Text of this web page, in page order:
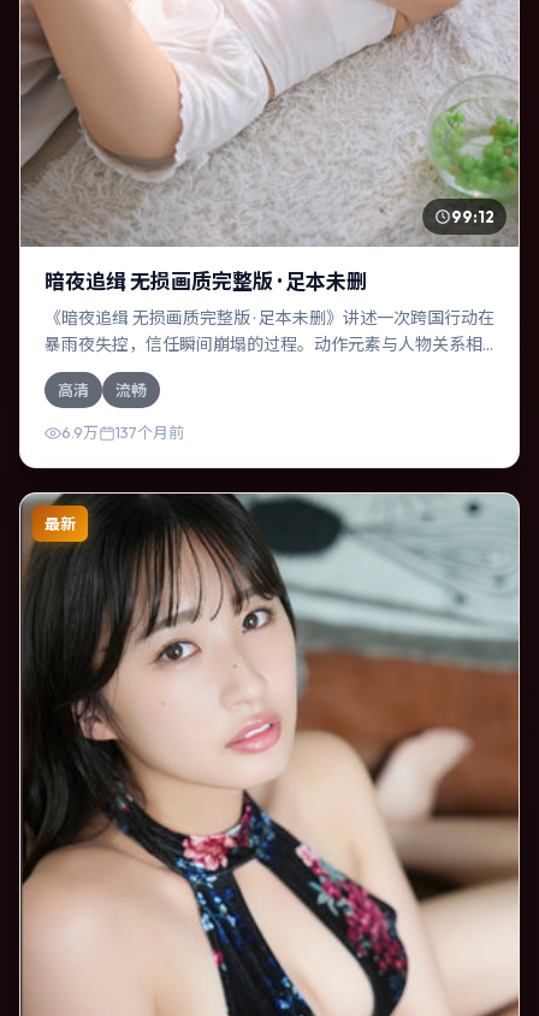
99:12
暗夜追缉 无损画质完整版 · 足本未删
《暗夜追缉 无损画质完整版 · 足本未删》讲述一次跨国行动在
暴雨夜失控，信任瞬间崩塌的过程。动作元素与人物关系相
互咬合，谭卓、雷佳音的对手戏尤为出彩。导演李安善于在
长镜头中积蓄张力，本片亦在中国大陆实地取景，增强真实
质感。
高清 流畅
6.9万 137个月前
最新